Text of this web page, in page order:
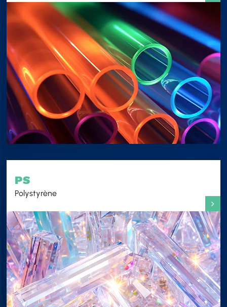
PS
Polystyrène